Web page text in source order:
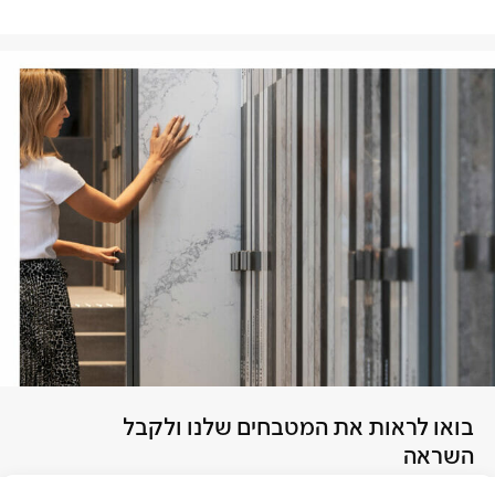
בואו לראות את המטבחים שלנו ולקבל
השראה